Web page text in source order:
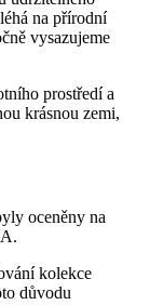
na přírodní
vysazujeme
prostředí a
krásnou zemi,
oceněny na
kolekce
důvodu